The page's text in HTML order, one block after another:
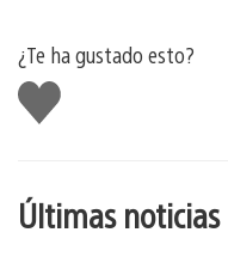
¿Te ha gustado esto?
Me
gusta
Últimas noticias